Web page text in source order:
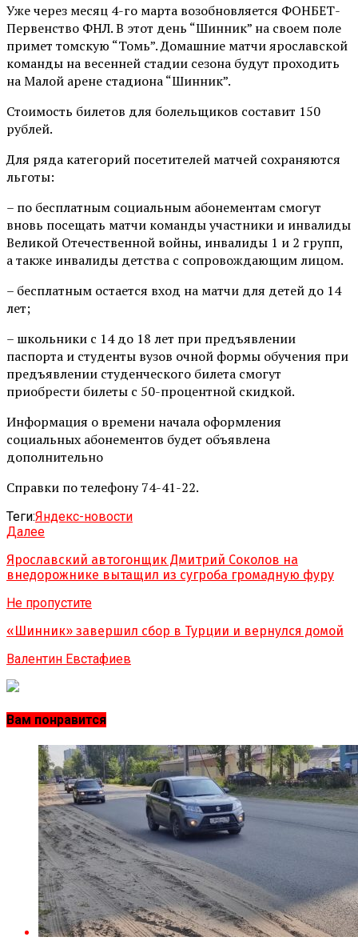
Уже через месяц 4-го марта возобновляется ФОНБЕТ-
Первенство ФНЛ. В этот день “Шинник” на своем поле
примет томскую “Томь”. Домашние матчи ярославской
команды на весенней стадии сезона будут проходить
на Малой арене стадиона “Шинник”.
Стоимость билетов для болельщиков составит 150
рублей.
Для ряда категорий посетителей матчей сохраняются
льготы:
– по бесплатным социальным абонементам смогут
вновь посещать матчи команды участники и инвалиды
Великой Отечественной войны, инвалиды 1 и 2 групп,
а также инвалиды детства с сопровождающим лицом.
– бесплатным остается вход на матчи для детей до 14
лет;
– школьники с 14 до 18 лет при предъявлении
паспорта и студенты вузов очной формы обучения при
предъявлении студенческого билета смогут
приобрести билеты с 50-процентной скидкой.
Информация о времени начала оформления
социальных абонементов будет объявлена
дополнительно
Справки по телефону 74-41-22.
Теги:Яндекс-новости
Далее
Ярославский автогонщик Дмитрий Соколов на
внедорожнике вытащил из сугроба громадную фуру
Не пропустите
«Шинник» завершил сбор в Турции и вернулся домой
Валентин Евстафиев
Вам понравится